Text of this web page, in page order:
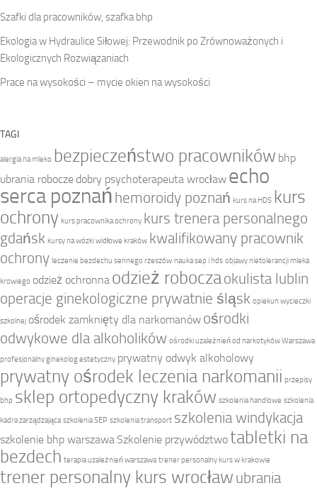
Szafki dla pracowników, szafka bhp
Ekologia w Hydraulice Siłowej: Przewodnik po Zrównoważonych i
Ekologicznych Rozwiązaniach
Prace na wysokości – mycie okien na wysokości
TAGI
alergia na mleko bezpieczeństwo pracowników bhp
ubrania robocze dobry psychoterapeuta wrocław echo
serca poznań hemoroidy poznań kurs na HDS kurs
ochrony kurs pracownika ochrony kurs trenera personalnego
gdańsk kursy na wózki widłowe kraków kwalifikowany pracownik
ochrony leczenie bezdechu sennego rzeszów nauka sep i hds objawy nietolerancji mleka
krowiego odzież ochronna odzież roboczaokulista lublin
operacje ginekologiczne prywatnie śląsk opiekun wycieczki
szkolnej ośrodek zamknięty dla narkomanów ośrodki
odwykowe dla alkoholików ośrodki uzależnień od narkotyków Warszawa
profesjonalny ginekolog estetyczny prywatny odwyk alkoholowy
prywatny ośrodek leczenia narkomanii przepisy
bhp sklep ortopedyczny kraków szkolenia handlowe szkolenia
kadra zarządzająca szkolenia SEP szkolenia transport szkolenia windykacja
szkolenie bhp warszawa Szkolenie przywództwotabletki na
bezdech terapia uzależnień warszawa trener personalny kurs w krakowie
trener personalny kurs wrocław ubrania